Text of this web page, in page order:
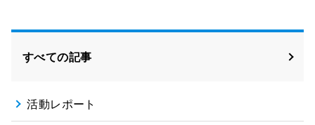
すべての記事
活動レポート